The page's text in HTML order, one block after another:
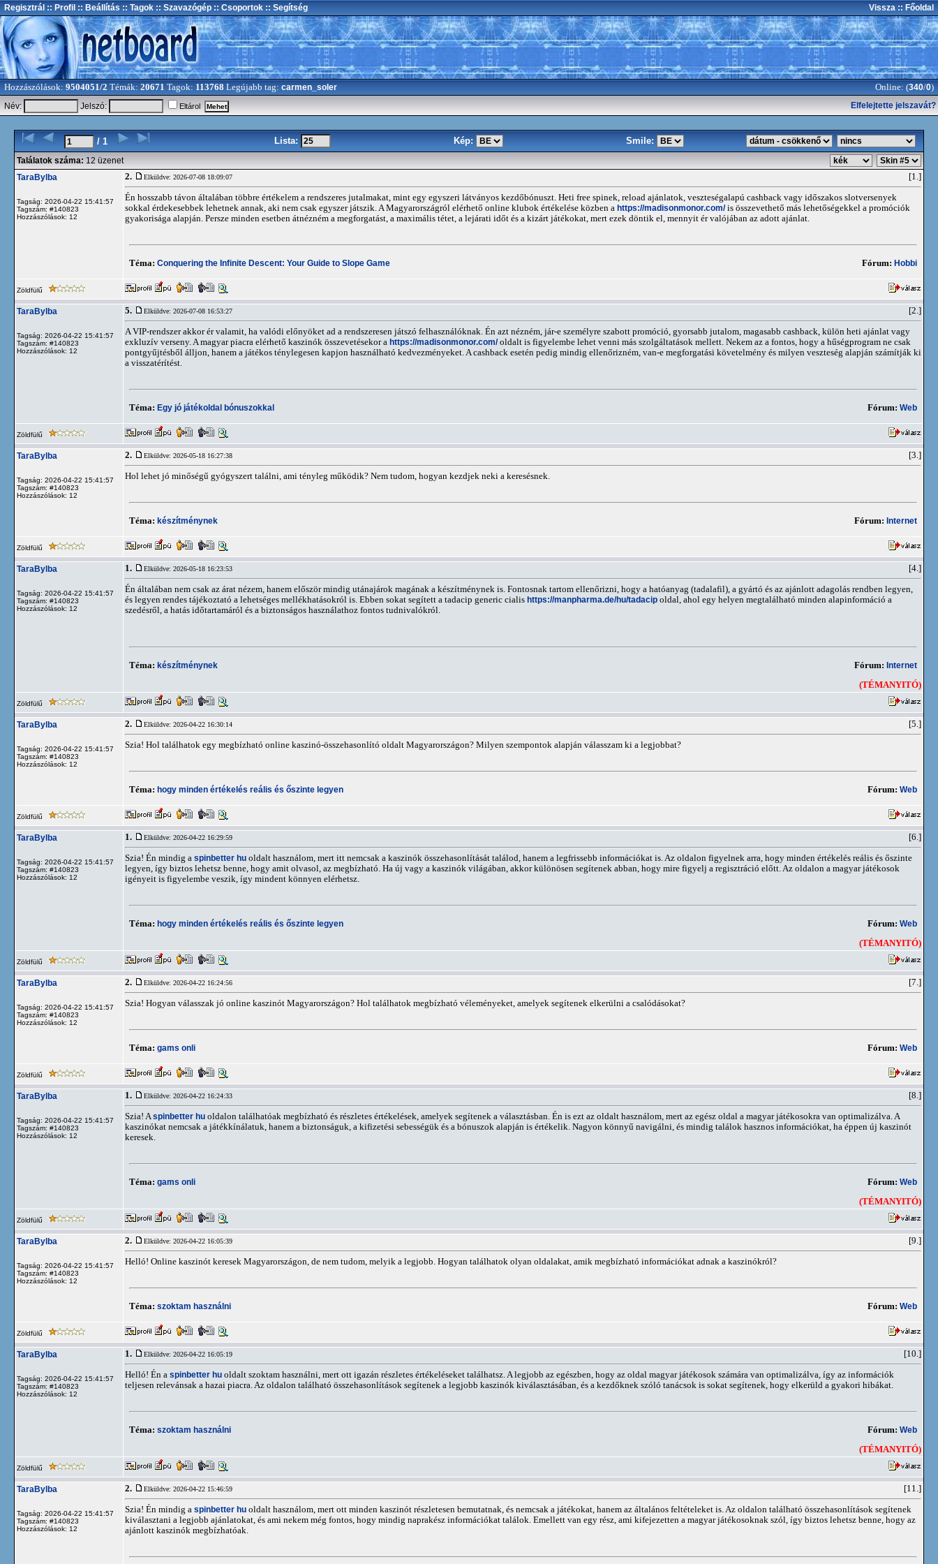
Regisztrál :: Profil :: Beállítás :: Tagok :: Szavazógép :: Csoportok :: Segítség Vissza :: Főoldal
Hozzászólások: 9504051/2 Témák: 20671 Tagok: 113768 Legújabb tag: carmen_soler Online: (340/0)
Név: Jelszó: Eltárol Elfelejtette jelszavát?
/ 1 Lista: Kép: Smile:
Találatok száma: 12 üzenet
TaraBylba
Tagság: 2026-04-22 15:41:57
Tagszám: #140823
Hozzászólások: 12
2. Elküldve: 2026-07-08 18:09:07 [1.]
Én hosszabb távon általában többre értékelem a rendszeres jutalmakat, mint egy egyszeri látványos kezdőbónuszt. Heti free spinek, reload ajánlatok, veszteségalapú cashback vagy időszakos slotversenyek
sokkal érdekesebbek lehetnek annak, aki nem csak egyszer játszik. A Magyarországról elérhető online klubok értékelése közben a https://madisonmonor.com/is összevethető más lehetőségekkel a promóciók
gyakorisága alapján. Persze minden esetben átnézném a megforgatást, a maximális tétet, a lejárati időt és a kizárt játékokat, mert ezek döntik el, mennyit ér valójában az adott ajánlat.
Téma: Conquering the Infinite Descent: Your Guide to Slope Game Fórum: Hobbi
Zöldfülű
TaraBylba
Tagság: 2026-04-22 15:41:57
Tagszám: #140823
Hozzászólások: 12
5. Elküldve: 2026-07-08 16:53:27 [2.]
A VIP-rendszer akkor ér valamit, ha valódi előnyöket ad a rendszeresen játszó felhasználóknak. Én azt nézném, jár-e személyre szabott promóció, gyorsabb jutalom, magasabb cashback, külön heti ajánlat vagy
exkluzív verseny. A magyar piacra elérhető kaszinók összevetésekor a https://madisonmonor.com/oldalt is figyelembe lehet venni más szolgáltatások mellett. Nekem az a fontos, hogy a hűségprogram ne csak
pontgyűjtésből álljon, hanem a játékos ténylegesen kapjon használható kedvezményeket. A cashback esetén pedig mindig ellenőrizném, van-e megforgatási követelmény és milyen veszteség alapján számítják ki
a visszatérítést.
Téma: Egy jó játékoldal bónuszokkal Fórum: Web
Zöldfülű
TaraBylba
Tagság: 2026-04-22 15:41:57
Tagszám: #140823
Hozzászólások: 12
2. Elküldve: 2026-05-18 16:27:38 [3.]
Hol lehet jó minőségű gyógyszert találni, ami tényleg működik? Nem tudom, hogyan kezdjek neki a keresésnek.
Téma: készítménynek Fórum: Internet
Zöldfülű
TaraBylba
Tagság: 2026-04-22 15:41:57
Tagszám: #140823
Hozzászólások: 12
1. Elküldve: 2026-05-18 16:23:53 [4.]
Én általában nem csak az árat nézem, hanem először mindig utánajárok magának a készítménynek is. Fontosnak tartom ellenőrizni, hogy a hatóanyag (tadalafil), a gyártó és az ajánlott adagolás rendben legyen,
és legyen rendes tájékoztató a lehetséges mellékhatásokról is. Ebben sokat segített a tadacip generic cialis https://manpharma.de/hu/tadacip oldal, ahol egy helyen megtalálható minden alapinformáció a
szedésről, a hatás időtartamáról és a biztonságos használathoz fontos tudnivalókról.
Téma: készítménynek Fórum: Internet
(TÉMANYITÓ)
Zöldfülű
TaraBylba
Tagság: 2026-04-22 15:41:57
Tagszám: #140823
Hozzászólások: 12
2. Elküldve: 2026-04-22 16:30:14 [5.]
Szia! Hol találhatok egy megbízható online kaszinó-összehasonlító oldalt Magyarországon? Milyen szempontok alapján válasszam ki a legjobbat?
Téma: hogy minden értékelés reális és őszinte legyen Fórum: Web
Zöldfülű
TaraBylba
Tagság: 2026-04-22 15:41:57
Tagszám: #140823
Hozzászólások: 12
1. Elküldve: 2026-04-22 16:29:59 [6.]
Szia! Én mindig a spinbetter hu oldalt használom, mert itt nemcsak a kaszinók összehasonlítását találod, hanem a legfrissebb információkat is. Az oldalon figyelnek arra, hogy minden értékelés reális és őszinte
legyen, így biztos lehetsz benne, hogy amit olvasol, az megbízható. Ha új vagy a kaszinók világában, akkor különösen segítenek abban, hogy mire figyelj a regisztráció előtt. Az oldalon a magyar játékosok
igényeit is figyelembe veszik, így mindent könnyen elérhetsz.
Téma: hogy minden értékelés reális és őszinte legyen Fórum: Web
(TÉMANYITÓ)
Zöldfülű
TaraBylba
Tagság: 2026-04-22 15:41:57
Tagszám: #140823
Hozzászólások: 12
2. Elküldve: 2026-04-22 16:24:56 [7.]
Szia! Hogyan válasszak jó online kaszinót Magyarországon? Hol találhatok megbízható véleményeket, amelyek segítenek elkerülni a csalódásokat?
Téma: gams onli Fórum: Web
Zöldfülű
TaraBylba
Tagság: 2026-04-22 15:41:57
Tagszám: #140823
Hozzászólások: 12
1. Elküldve: 2026-04-22 16:24:33 [8.]
Szia! A spinbetter hu oldalon találhatóak megbízható és részletes értékelések, amelyek segítenek a választásban. Én is ezt az oldalt használom, mert az egész oldal a magyar játékosokra van optimalizálva. A
kaszinókat nemcsak a játékkínálatuk, hanem a biztonságuk, a kifizetési sebességük és a bónuszok alapján is értékelik. Nagyon könnyű navigálni, és mindig találok hasznos információkat, ha éppen új kaszinót
keresek.
Téma: gams onli Fórum: Web
(TÉMANYITÓ)
Zöldfülű
TaraBylba
Tagság: 2026-04-22 15:41:57
Tagszám: #140823
Hozzászólások: 12
2. Elküldve: 2026-04-22 16:05:39 [9.]
Helló! Online kaszinót keresek Magyarországon, de nem tudom, melyik a legjobb. Hogyan találhatok olyan oldalakat, amik megbízható információkat adnak a kaszinókról?
Téma: szoktam használni Fórum: Web
Zöldfülű
TaraBylba
Tagság: 2026-04-22 15:41:57
Tagszám: #140823
Hozzászólások: 12
1. Elküldve: 2026-04-22 16:05:19 [10.]
Helló! Én a spinbetter hu oldalt szoktam használni, mert ott igazán részletes értékeléseket találhatsz. A legjobb az egészben, hogy az oldal magyar játékosok számára van optimalizálva, így az információk
teljesen relevánsak a hazai piacra. Az oldalon található összehasonlítások segítenek a legjobb kaszinók kiválasztásában, és a kezdőknek szóló tanácsok is sokat segítenek, hogy elkerüld a gyakori hibákat.
Téma: szoktam használni Fórum: Web
(TÉMANYITÓ)
Zöldfülű
TaraBylba
Tagság: 2026-04-22 15:41:57
Tagszám: #140823
Hozzászólások: 12
2. Elküldve: 2026-04-22 15:46:59 [11.]
Szia! Én mindig a spinbetter hu oldalt használom, mert ott minden kaszinót részletesen bemutatnak, és nemcsak a játékokat, hanem az általános feltételeket is. Az oldalon található összehasonlítások segítenek
kiválasztani a legjobb ajánlatokat, és ami nekem még fontos, hogy mindig naprakész információkat találok. Emellett van egy rész, ami kifejezetten a magyar játékosoknak szól, így biztos lehetsz benne, hogy az
ajánlott kaszinók megbízhatóak.